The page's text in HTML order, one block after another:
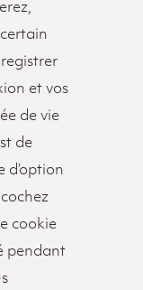
et vos
de vie
de
d’option
cochez
cookie
pendant